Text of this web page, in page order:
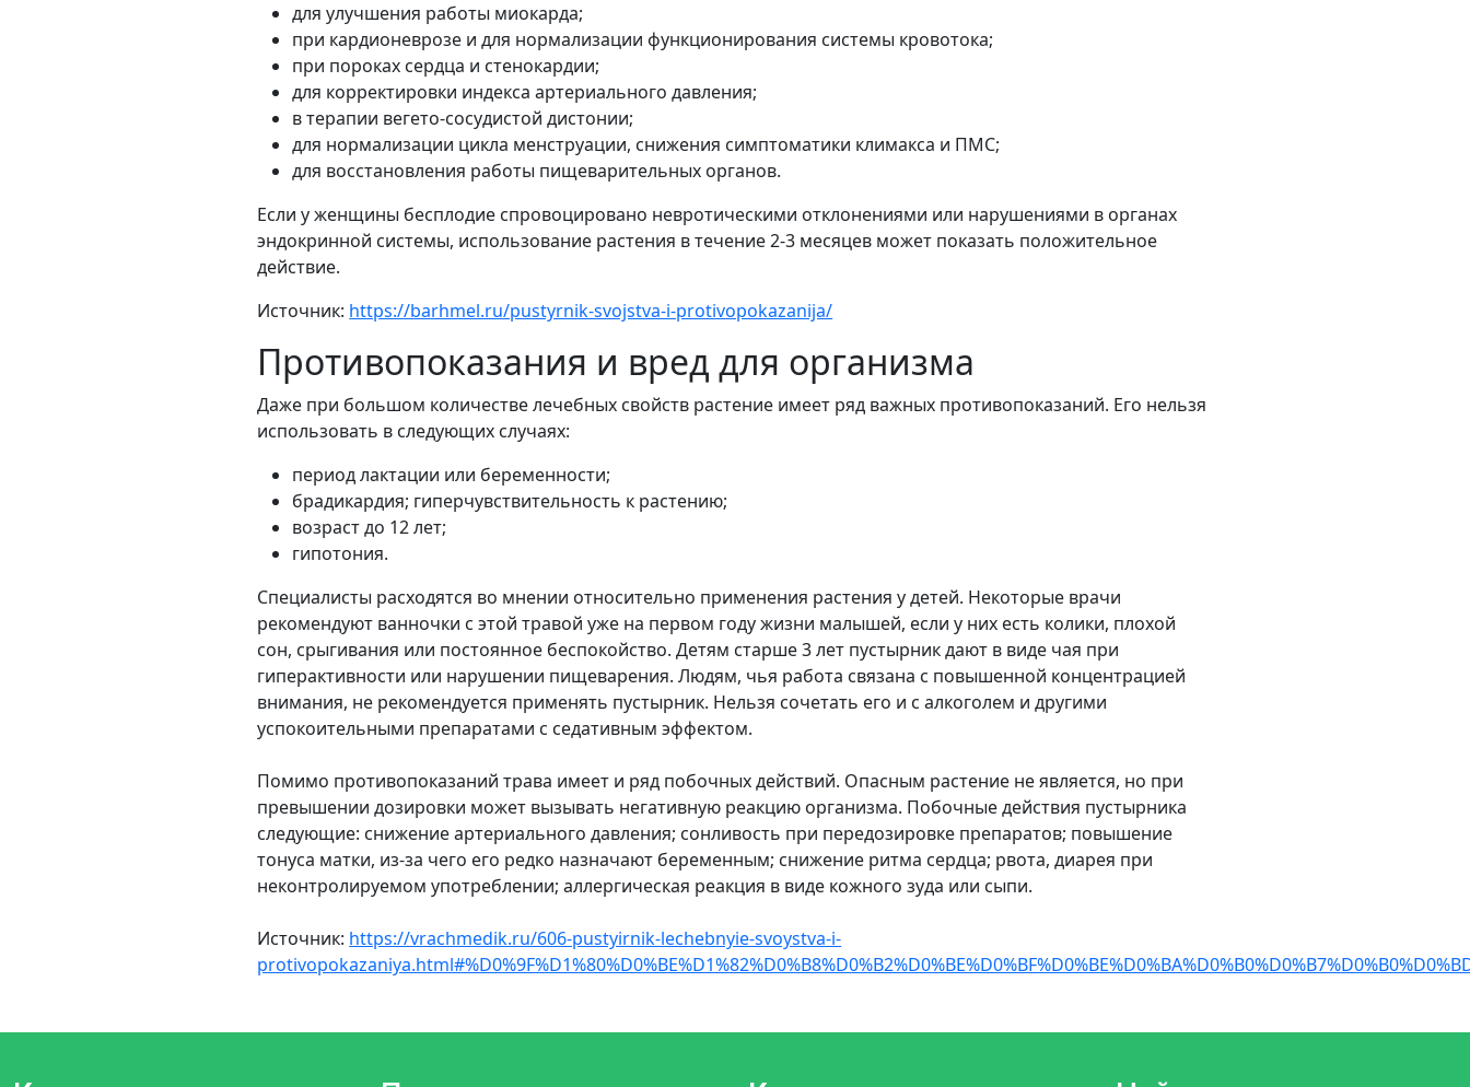
для улучшения работы миокарда;
при кардионеврозе и для нормализации функционирования системы кровотока;
при пороках сердца и стенокардии;
для корректировки индекса артериального давления;
в терапии вегето-сосудистой дистонии;
для нормализации цикла менструации, снижения симптоматики климакса и ПМС;
для восстановления работы пищеварительных органов.
Если у женщины бесплодие спровоцировано невротическими отклонениями или нарушениями в органах
эндокринной системы, использование растения в течение 2-3 месяцев может показать положительное
действие.
Источник: https://barhmel.ru/pustyrnik-svojstva-i-protivopokazanija/
Противопоказания и вред для организма
Даже при большом количестве лечебных свойств растение имеет ряд важных противопоказаний. Его нельзя
использовать в следующих случаях:
период лактации или беременности;
брадикардия; гиперчувствительность к растению;
возраст до 12 лет;
гипотония.
Специалисты расходятся во мнении относительно применения растения у детей. Некоторые врачи
рекомендуют ванночки с этой травой уже на первом году жизни малышей, если у них есть колики, плохой
сон, срыгивания или постоянное беспокойство. Детям старше 3 лет пустырник дают в виде чая при
гиперактивности или нарушении пищеварения. Людям, чья работа связана с повышенной концентрацией
внимания, не рекомендуется применять пустырник. Нельзя сочетать его и с алкоголем и другими
успокоительными препаратами с седативным эффектом.
Помимо противопоказаний трава имеет и ряд побочных действий. Опасным растение не является, но при
превышении дозировки может вызывать негативную реакцию организма. Побочные действия пустырника
следующие: снижение артериального давления; сонливость при передозировке препаратов; повышение
тонуса матки, из-за чего его редко назначают беременным; снижение ритма сердца; рвота, диарея при
неконтролируемом употреблении; аллергическая реакция в виде кожного зуда или сыпи.
Источник: https://vrachmedik.ru/606-pustyirnik-lechebnyie-svoystva-i-